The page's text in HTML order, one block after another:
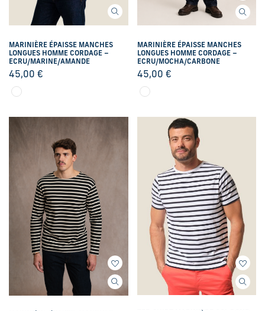
MARINIÈRE ÉPAISSE MANCHES
LONGUES HOMME CORDAGE –
ECRU/MARINE/AMANDE
45,00 €
MARINIÈRE ÉPAISSE MANCHES
LONGUES HOMME CORDAGE –
ECRU/MOCHA/CARBONE
45,00 €